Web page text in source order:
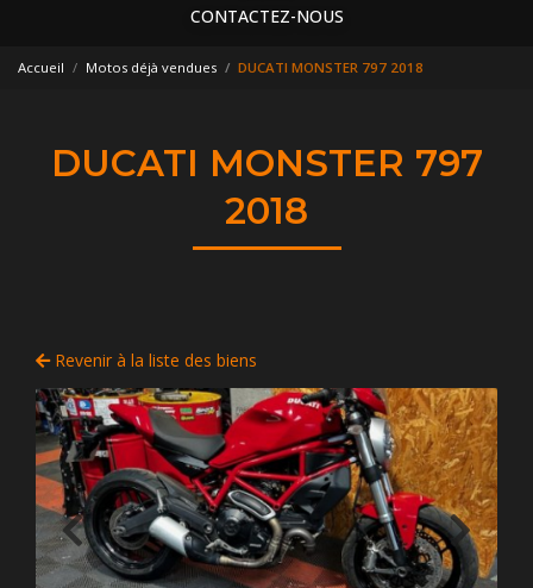
CONTACTEZ-NOUS
Accueil Motos déjà vendues DUCATI MONSTER 797 2018
DUCATI MONSTER 797
2018
Revenir à la liste des biens